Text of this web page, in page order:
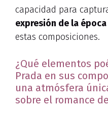
capacidad para
expresión de la época
estas composiciones.
¿Qué elementos
Prada en sus
una atmósfera
sobre el romance